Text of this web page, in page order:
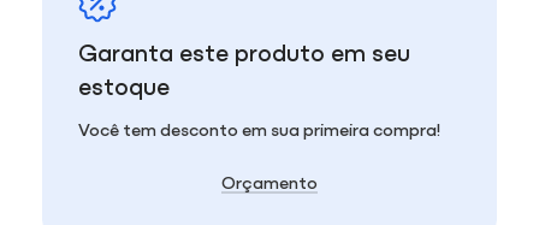
Garanta este produto em seu
estoque
Você tem desconto em sua primeira compra!
Orçamento